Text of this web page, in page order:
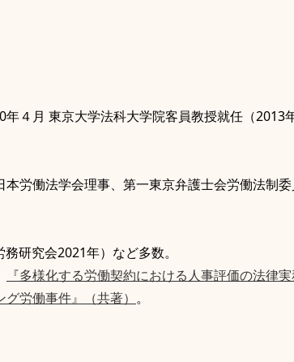
４月 東京大学法科大学院客員教授就任（2013
労働法学会理事、第一東京弁護士会労働法制
研究会2021年）など多数。
『多様化する労働契約における人事評価の法律
グ労働事件』（共著） 。